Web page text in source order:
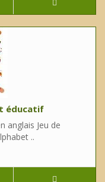
éducatif
anglais Jeu de
..